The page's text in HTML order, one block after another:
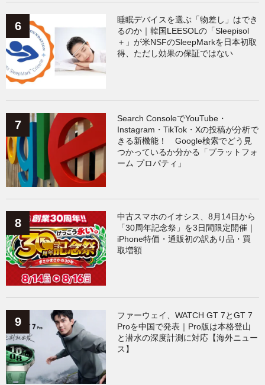
睡眠デバイスを選ぶ「物差し」はでき
るのか｜韓国LEESOLの「Sleepisol
＋」が米NSFのSleepMarkを日本初取
得、ただし効果の保証ではない
Search ConsoleでYouTube・
Instagram・TikTok・Xの投稿が分析で
きる新機能！ Google検索でどう見
つかっているか分かる「プラットフォ
ーム プロパティ」
中古スマホのイオシス、8月14日から
「30周年記念祭」を3日間限定開催｜
iPhone特価・通販初の訳あり品・買
取増額
ファーウェイ、WATCH GT 7とGT 7
Proを中国で発表｜Pro版は本格登山
と潜水の深度計測に対応【海外ニュー
ス】